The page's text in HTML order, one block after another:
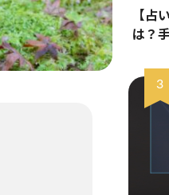
【占
は？